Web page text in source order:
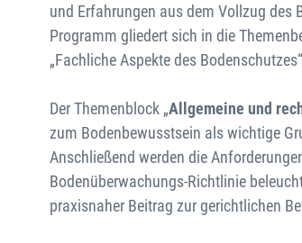
und Erfahrungen aus dem Vollzug des
Programm gliedert sich in die
„Fachliche Aspekte des
Der Themenblock „Allgemeine und
zum Bodenbewusstsein als wichtige
Anschließend werden die
Bodenüberwachungs-Richtlinie
praxisnaher Beitrag zur gerichtlichen